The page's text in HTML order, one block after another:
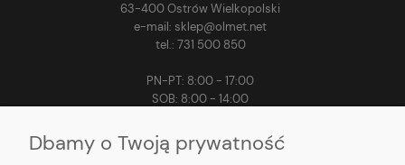
63-400 Ostrów Wielkopolski
e-mail: sklep@olmet.net
tel.: 731 500 850
PN-PT: 8:00 - 17:00
SOB: 8:00 - 14:00
Dbamy o Twoją prywatność